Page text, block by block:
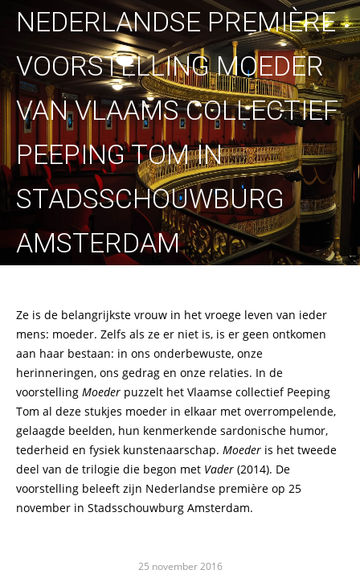
NEDERLANDSE PREMIÈRE
VOORSTELLING MOEDER
VAN VLAAMS COLLECTIEF
PEEPING TOM IN
STADSSCHOUWBURG
AMSTERDAM
Ze is de belangrijkste vrouw in het vroege leven van ieder
mens: moeder. Zelfs als ze er niet is, is er geen ontkomen
aan haar bestaan: in ons onderbewuste, onze
herinneringen, ons gedrag en onze relaties. In de
voorstelling Moeder puzzelt het Vlaamse collectief Peeping
Tom al deze stukjes moeder in elkaar met overrompelende,
gelaagde beelden, hun kenmerkende sardonische humor,
tederheid en fysiek kunstenaarschap. Moeder is het tweede
deel van de trilogie die begon met Vader (2014). De
voorstelling beleeft zijn Nederlandse première op 25
november in Stadsschouwburg Amsterdam.
25 november 2016